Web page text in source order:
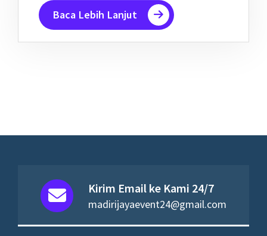
Baca Lebih Lanjut
Kirim Email ke Kami 24/7
madirijayaevent24@gmail.com